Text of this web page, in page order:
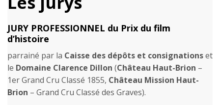
JURY PROFESSIONNEL du Prix du film
d’histoire
parrainé par la Caisse des dépôts et consignationset
le Domaine Clarence Dillon (Château Haut-Brion –
1er Grand Cru Classé 1855, Château Mission Haut-
Brion – Grand Cru Classé des Graves).